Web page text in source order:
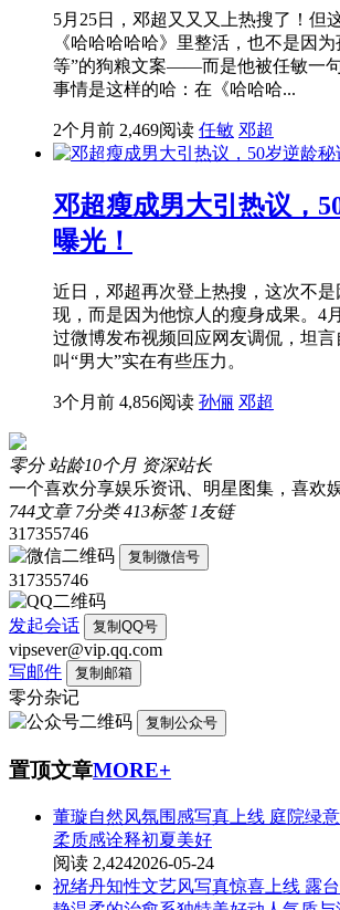
5月25日，邓超又又又上热搜了！但
《哈哈哈哈哈》里整活，也不是因
等”的狗粮文案——而是他被任敏一句
事情是这样的哈：在《哈哈哈...
2个月前 2,469阅读 任敏 邓超
邓超瘦成男大引热议，
曝光！
近日，邓超再次登上热搜，这次不
现，而是因为他惊人的瘦身成果。4
过微博发布视频回应网友调侃，坦言
叫“男大”实在有些压力。
3个月前 4,856阅读 孙俪 邓超
零分 站龄10个月 资深站长
一个喜欢分享娱乐资讯、明星图集，喜欢
744文章 7分类 413标签 1友链
317355746
复制微信号
317355746
发起会话 复制QQ号
vipsever@vip.qq.com
写邮件
复制邮箱
零分杂记
复制公众号
置顶文章MORE+
董璇自然风氛围感写真上线 庭院绿
柔质感诠释初夏美好
阅读 2,4242026-05-24
祝绪丹知性文艺风写真惊喜上线 露